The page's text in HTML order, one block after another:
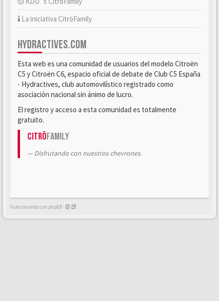
La iniciativa CitröFamily
HYDRACTIVES.COM
Esta web es una comunidad de usuarios del modelo Citroën
C5 y Citroën C6, espacio oficial de debate de Club C5 España
- Hydractives, club automovilístico registrado como
asociación nacional sin ánimo de lucro.
El registro y acceso a esta comunidad es totalmente
gratuito.
CitröFamily
Disfrutando con nuestros chevrones.
Funcionando con phpBB -